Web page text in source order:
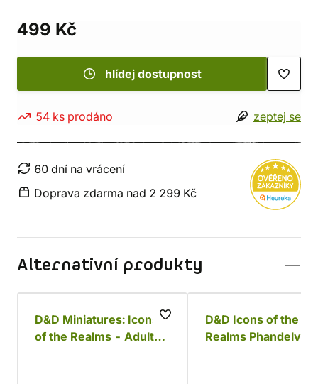
499 Kč
hlídej dostupnost
54 ks prodáno zeptej se
60 dní na vrácení
Doprava zdarma nad 2 299 Kč
Alternativní produkty
D&D Miniatures: Icons
of the Realms - Adult
D&D Icons of the
Realms Phandelver